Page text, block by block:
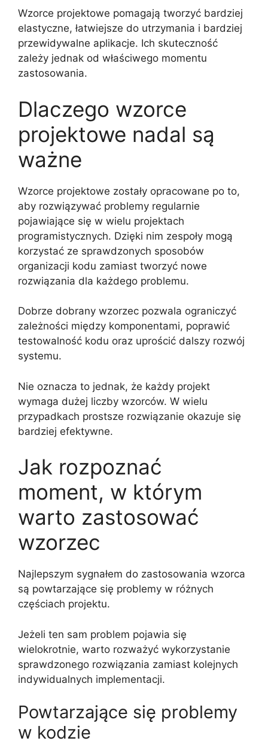
Wzorce projektowe pomagają tworzyć bardziej
elastyczne, łatwiejsze do utrzymania i bardziej
przewidywalne aplikacje. Ich skuteczność
zależy jednak od właściwego momentu
zastosowania.
Dlaczego wzorce
projektowe nadal są
ważne
Wzorce projektowe zostały opracowane po to,
aby rozwiązywać problemy regularnie
pojawiające się w wielu projektach
programistycznych. Dzięki nim zespoły mogą
korzystać ze sprawdzonych sposobów
organizacji kodu zamiast tworzyć nowe
rozwiązania dla każdego problemu.
Dobrze dobrany wzorzec pozwala ograniczyć
zależności między komponentami, poprawić
testowalność kodu oraz uprościć dalszy rozwój
systemu.
Nie oznacza to jednak, że każdy projekt
wymaga dużej liczby wzorców. W wielu
przypadkach prostsze rozwiązanie okazuje się
bardziej efektywne.
Jak rozpoznać
moment, w którym
warto zastosować
wzorzec
Najlepszym sygnałem do zastosowania wzorca
są powtarzające się problemy w różnych
częściach projektu.
Jeżeli ten sam problem pojawia się
wielokrotnie, warto rozważyć wykorzystanie
sprawdzonego rozwiązania zamiast kolejnych
indywidualnych implementacji.
Powtarzające się problemy
w kodzie